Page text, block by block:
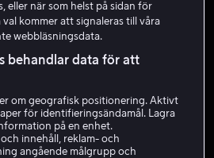
Merad
eller när som helst på sidan för
kommer att signaleras till våra
webbläsningsdata.
behandlar data för att
om geografisk positionering. Aktivt
för identifieringsändamål. Lagra
på en enhet.
innehåll, reklam- och
angående målgrupp och